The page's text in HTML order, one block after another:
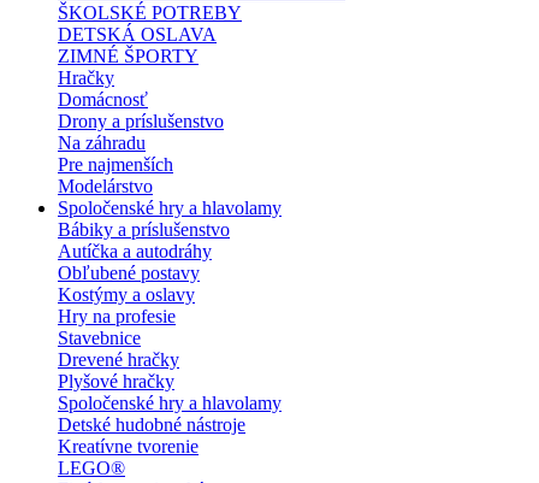
ŠKOLSKÉ POTREBY
DETSKÁ OSLAVA
ZIMNÉ ŠPORTY
Hračky
Domácnosť
Drony a príslušenstvo
Na záhradu
Pre najmenších
Modelárstvo
Spoločenské hry a hlavolamy
Bábiky a príslušenstvo
Autíčka a autodráhy
Obľubené postavy
Kostýmy a oslavy
Hry na profesie
Stavebnice
Drevené hračky
Plyšové hračky
Spoločenské hry a hlavolamy
Detské hudobné nástroje
Kreatívne tvorenie
LEGO®